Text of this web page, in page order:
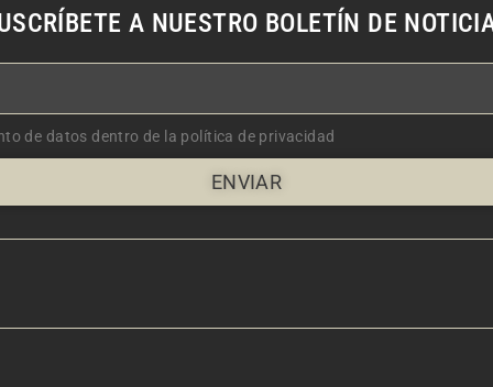
A NUESTRO BOLETÍN DE
de datos dentro de la política de privacidad
ENVIAR